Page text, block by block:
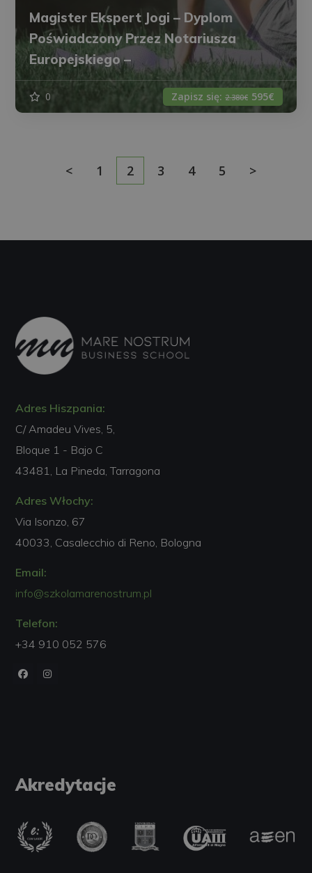
Magister Ekspert Jogi – Dyplom
Poświadczony Przez Notariusza
Europejskiego –
0 Zapisz się: 2.380€ 595€
< 1 2 3 4 5 >
Adres Hiszpania:
C/ Amadeu Vives, 5,
Bloque 1 - Bajo C
43481, La Pineda, Tarragona
Adres Włochy:
Via Isonzo, 67
40033, Casalecchio di Reno, Bologna
Email:
info@szkolamarenostrum.pl
Telefon:
+34 910 052 576
Akredytacje